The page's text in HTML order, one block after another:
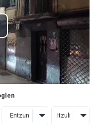
Entzun Itzuli